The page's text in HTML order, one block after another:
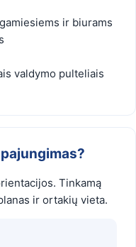
ir biurams
valdymo pulteliais
pajungimas?
Tinkamą
ir ortakių vieta.